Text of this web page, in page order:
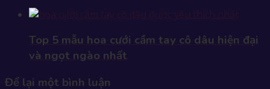
Top 5 mẫu hoa cưới cầm tay cô dâu hiện đại
và ngọt ngào nhất
Để lại một bình luận